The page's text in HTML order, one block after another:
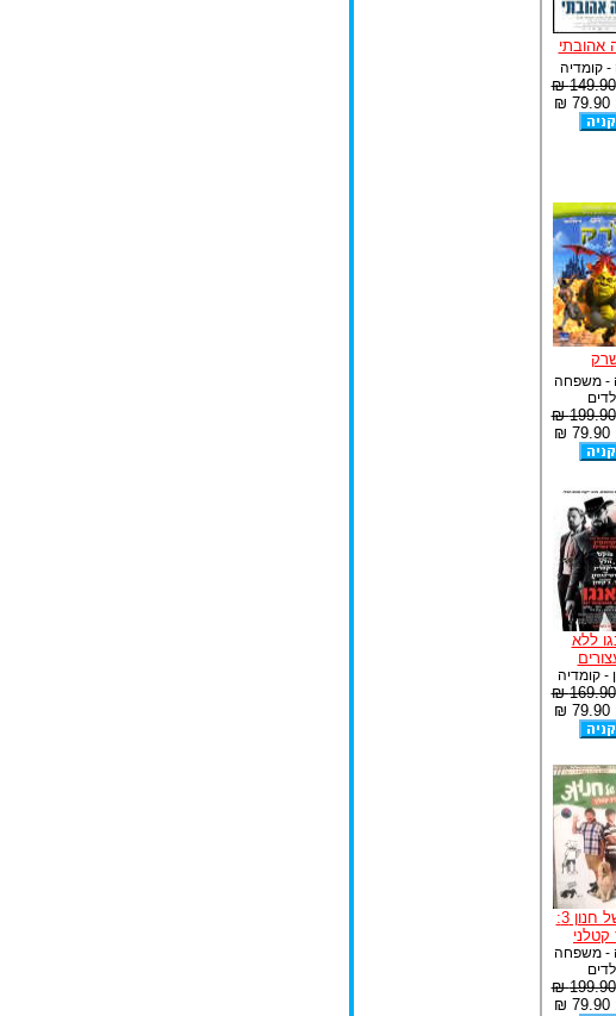
אהובתי
קומדיה
149.90 ₪
- משפחה
199.90 ₪
ללא
- קומדיה
169.90 ₪
יומנו של חנון 3:
קטלני
- משפחה
199.90 ₪